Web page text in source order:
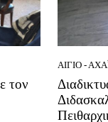
τον
ΑΊΓΙΟ -